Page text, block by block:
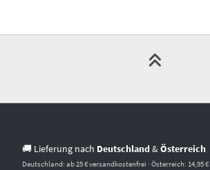
🚚 Lieferung nach Deutschland &Österreich
Deutschland: ab 25 € versandkostenfrei · Österreich: 14,95 €